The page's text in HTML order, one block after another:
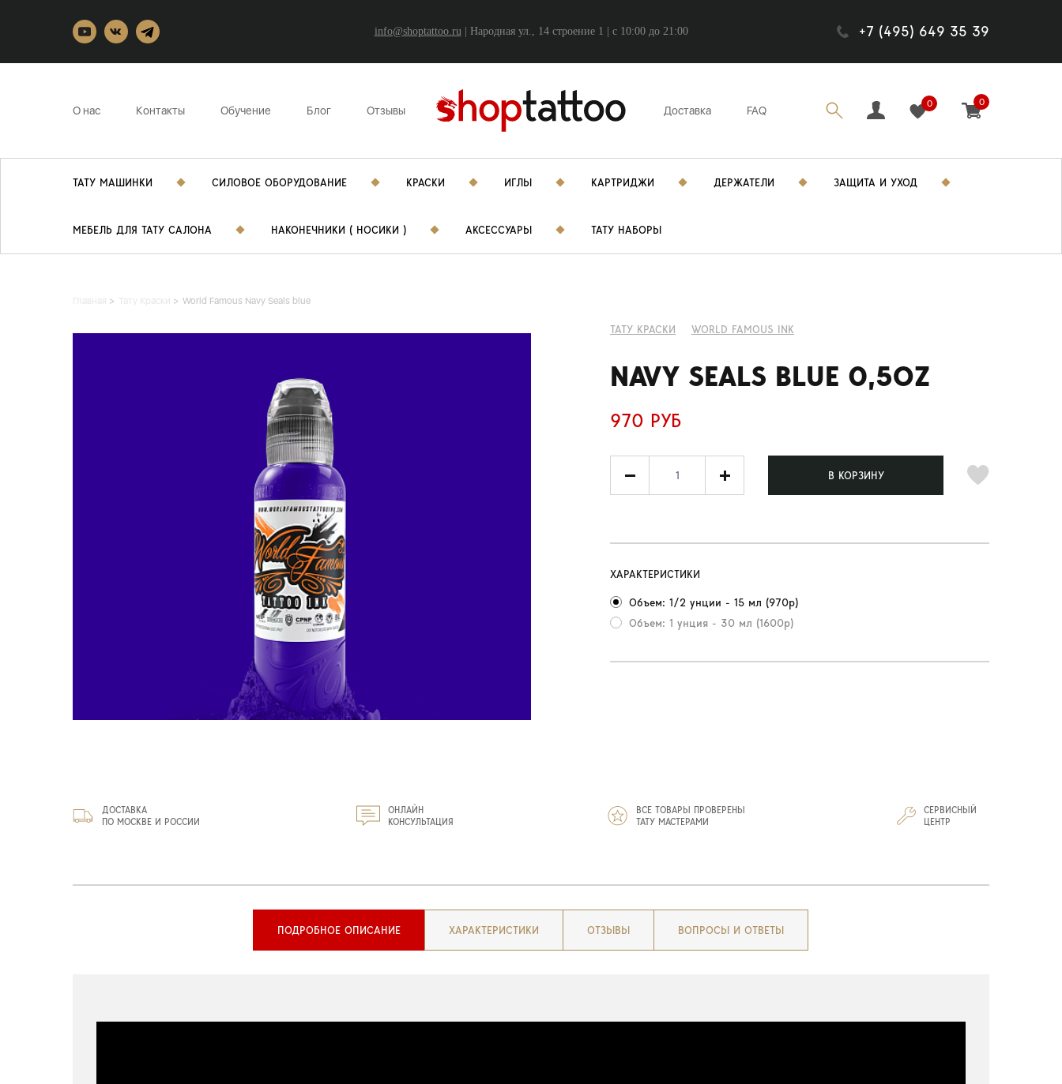
info@shoptattoo.ru| Народная ул., 14 строение 1 | c 10:00 до 21:00 +7 (495) 649 35 39
О нас Контакты Обучение Блог Отзывы Доставка FAQ
0 0
ТАТУ МАШИНКИ СИЛОВОЕ ОБОРУДОВАНИЕ КРАСКИ ИГЛЫ КАРТРИДЖИ ДЕРЖАТЕЛИ ЗАЩИТА И УХОД
МЕБЕЛЬ ДЛЯ ТАТУ САЛОНА НАКОНЕЧНИКИ ( НОСИКИ ) АКСЕССУАРЫ ТАТУ НАБОРЫ
Главная Тату Краски World Famous Navy Seals blue
ТАТУ КРАСКИ WORLD FAMOUS INK
NAVY SEALS BLUE 0,5OZ
970 РУБ
В КОРЗИНУ
ХАРАКТЕРИСТИКИ
Объем: 1/2 унции - 15 мл (970р)
Объем: 1 унция - 30 мл (1600р)
ДОСТАВКА
ПО МОСКВЕ И РОССИИ
ОНЛАЙН
КОНСУЛЬТАЦИЯ
ВСЕ ТОВАРЫ ПРОВЕРЕНЫ
ТАТУ МАСТЕРАМИ
СЕРВИСНЫЙ
ЦЕНТР
ПОДРОБНОЕ ОПИСАНИЕ ХАРАКТЕРИСТИКИ ОТЗЫВЫ ВОПРОСЫ И ОТВЕТЫ